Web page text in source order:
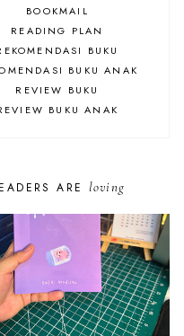
BOOKMAIL
READING PLAN
BUKU
BUKU ANAK
REVIEW BUKU
BUKU ANAK
ARE loving